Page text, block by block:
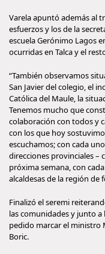
Varela apuntó además al
esfuerzos y los de la
escuela Gerónimo Lagos
ocurridas en Talca y el
“También observamos
San Javier del colegio, el
Católica del Maule, la
Tenemos mucho que
colaboración con todos y
con los que hoy
escuchamos; con cada
direcciones provinciales –
próxima semana, con
alcaldesas de la región de
Finalizó el seremi
las comunidades y junto
pedido marcar el ministro
Boric.